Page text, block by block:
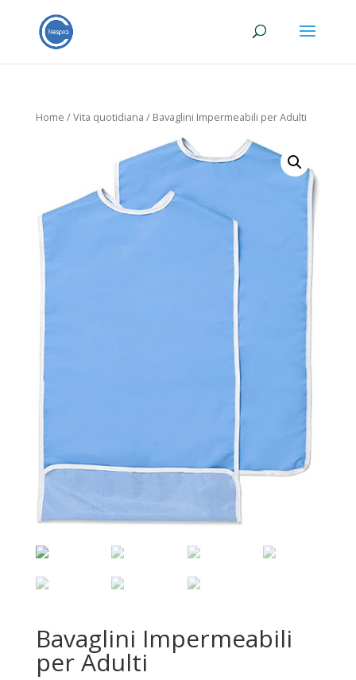
Home /Vita quotidiana / Bavaglini Impermeabili per Adulti
Bavaglini Impermeabili
per Adulti